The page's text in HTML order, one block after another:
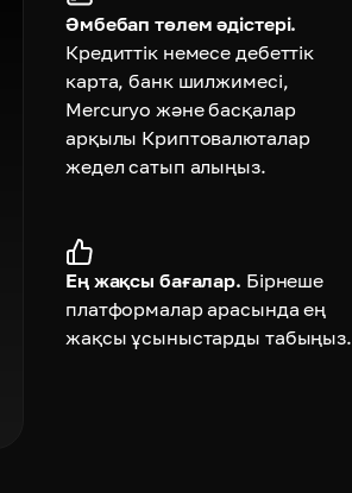
Әмбебап төлем әдістері.
Кредиттік немесе дебеттік
карта, банк шилжимесі,
Mercuryo және басқалар
арқылы Криптовалюталар
жедел сатып алыңыз.
Ең жақсы бағалар. Бірнеше
платформалар арасында ең
жақсы ұсыныстарды табыңыз.